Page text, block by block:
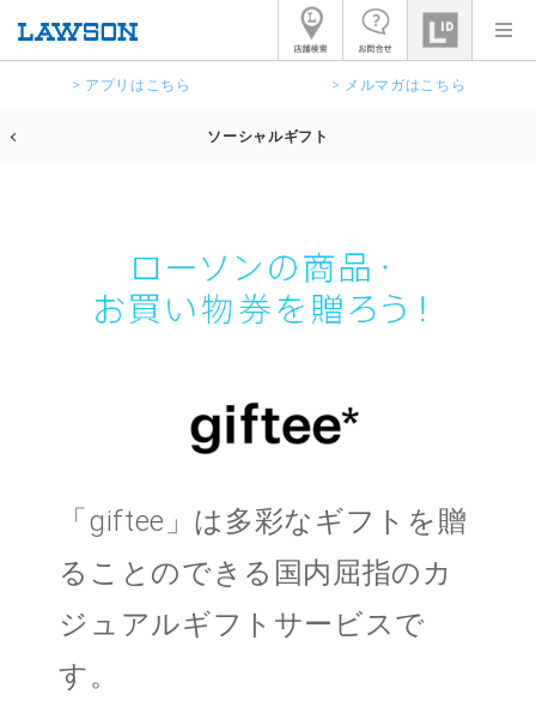
> アプリはこちら > メルマガはこちら
ソーシャルギフト
「giftee」は多彩なギフトを贈
ることのできる国内屈指のカ
ジュアルギフトサービスで
す。